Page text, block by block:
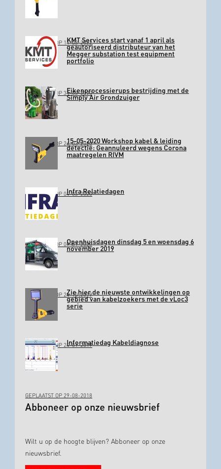
GEPLAATST OP 11-03-2022KMT Services start vanaf 1 april als
geautoriseerd distributeur van het
Megger substation test equipment
portfolio
GEPLAATST OP 31-03-2020Eikenprocessierups bestrijding met de
Simply Air Grondzuiger
GEPLAATST OP 26-03-202015-05-2020 Workshop kabel & leiding
detectie: Geannuleerd wegens Corona
maatregelen RIVM
GEPLAATST OP 04-03-2020Infra Relatiedagen
GEPLAATST OP 09-01-2020Openhuisdagen dinsdag 5 en woensdag 6
november 2019
GEPLAATST OP 24-10-2019Zie hier de nieuwste ontwikkelingen op
gebied van kabelzoekers met de vLoc3
serie
GEPLAATST OP 24-01-2019Informatiedag Kabeldiagnose
GEPLAATST OP 29-08-2018
Abboneer op onze nieuwsbrief
Wilt u op de hoogte blijven? Abboneer op onze
nieuwsbrief.